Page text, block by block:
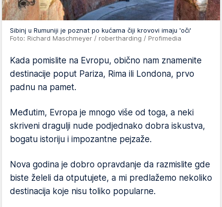
Sibinj u Rumuniji je poznat po kućama čiji krovovi imaju 'oči'
Foto: Richard Maschmeyer / robertharding / Profimedia
Kada pomislite na Evropu, obično nam znamenite
destinacije poput Pariza, Rima ili Londona, prvo
padnu na pamet.
Međutim, Evropa je mnogo više od toga, a neki
skriveni dragulji nude podjednako dobra iskustva,
bogatu istoriju i impozantne pejzaže.
Nova godina je dobro opravdanje da razmislite gde
biste želeli da otputujete, a mi predlažemo nekoliko
destinacija koje nisu toliko popularne.